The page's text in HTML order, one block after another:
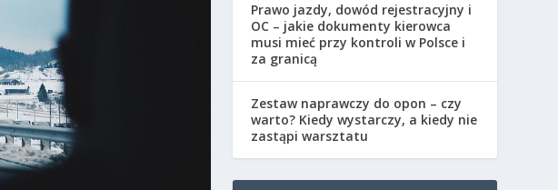
Prawo jazdy, dowód rejestracyjny i
OC – jakie dokumenty kierowca
musi mieć przy kontroli w Polsce i
za granicą
Zestaw naprawczy do opon – czy
warto? Kiedy wystarczy, a kiedy nie
zastąpi warsztatu